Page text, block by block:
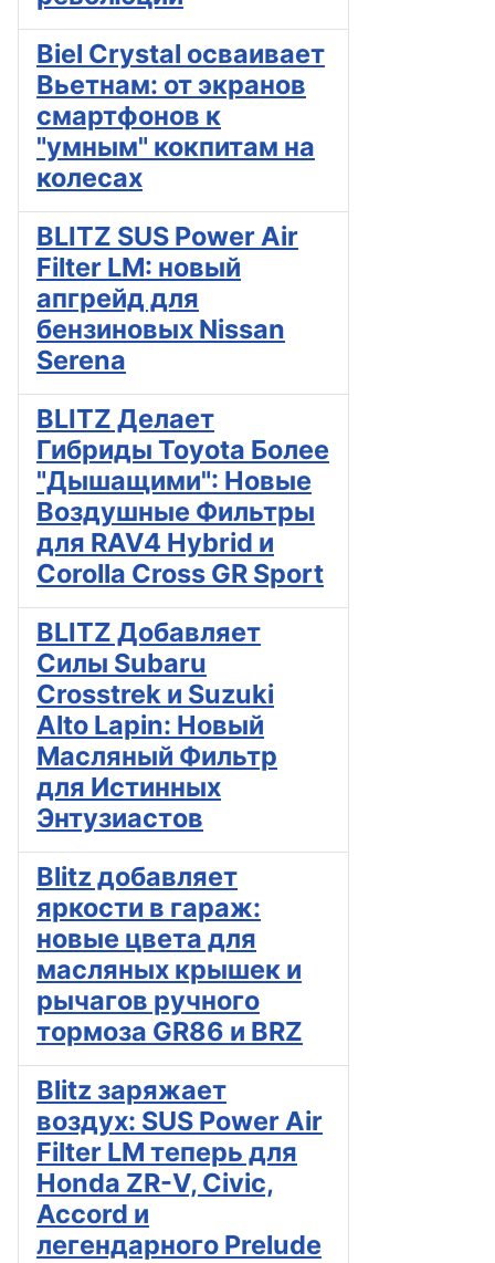
Biel Crystal осваивает
Вьетнам: от экранов
смартфонов к
"умным" кокпитам на
колесах
BLITZ SUS Power Air
Filter LM: новый
апгрейд для
бензиновых Nissan
Serena
BLITZ Делает
Гибриды Toyota Более
"Дышащими": Новые
Воздушные Фильтры
для RAV4 Hybrid и
Corolla Cross GR Sport
BLITZ Добавляет
Силы Subaru
Crosstrek и Suzuki
Alto Lapin: Новый
Масляный Фильтр
для Истинных
Энтузиастов
Blitz добавляет
яркости в гараж:
новые цвета для
масляных крышек и
рычагов ручного
тормоза GR86 и BRZ
Blitz заряжает
воздух: SUS Power Air
Filter LM теперь для
Honda ZR-V, Civic,
Accord и
легендарного Prelude